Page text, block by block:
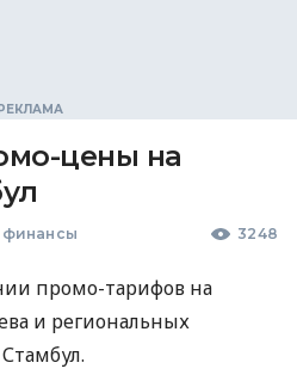
цены на
3248
промо-тарифов на
и региональных